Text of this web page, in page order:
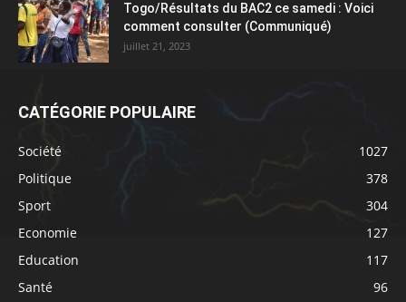
Togo/Résultats du BAC2 ce samedi : Voici
comment consulter (Communiqué)
juillet 21, 2023
CATÉGORIE POPULAIRE
Société
1027
Politique
378
Sport
304
Economie
127
Education
117
Santé
96